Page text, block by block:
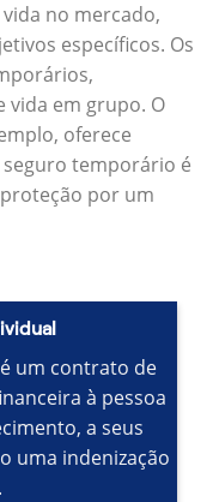
no mercado,
específicos. Os
vida em grupo. O
oferece
temporário é
por um
um contrato de
à pessoa
a seus
uma indenização